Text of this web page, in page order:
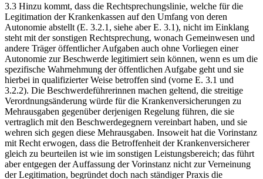
3.3 Hinzu kommt, dass die Rechtsprechungslinie, welche für die
Legitimation der Krankenkassen auf den Umfang von deren
Autonomie abstellt (E. 3.2.1, siehe aber E. 3.1), nicht im Einklang
steht mit der sonstigen Rechtsprechung, wonach Gemeinwesen und
andere Träger öffentlicher Aufgaben auch ohne Vorliegen einer
Autonomie zur Beschwerde legitimiert sein können, wenn es um die
spezifische Wahrnehmung der öffentlichen Aufgabe geht und sie
hierbei in qualifizierter Weise betroffen sind (vorne E. 3.1 und
3.2.2). Die Beschwerdeführerinnen machen geltend, die streitige
Verordnungsänderung würde für die Krankenversicherungen zu
Mehrausgaben gegenüber derjenigen Regelung führen, die sie
vertraglich mit den Beschwerdegegnern vereinbart haben, und sie
wehren sich gegen diese Mehrausgaben. Insoweit hat die Vorinstanz
mit Recht erwogen, dass die Betroffenheit der Krankenversicherer
gleich zu beurteilen ist wie im sonstigen Leistungsbereich; das führt
aber entgegen der Auffassung der Vorinstanz nicht zur Verneinung
der Legitimation, begründet doch nach ständiger Praxis die